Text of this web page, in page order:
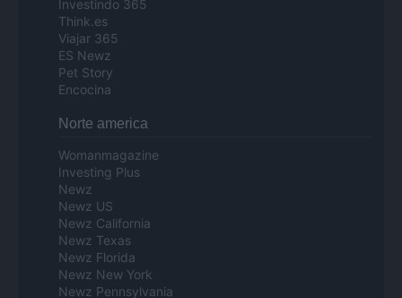
Investindo 365
Think.es
Viajar 365
ES Newz
Pet Story
Encocina
Norte america
Womanmagazine
Investing Plus
Newz
Newz US
Newz California
Newz Texas
Newz Florida
Newz New York
Newz Pennsylvania